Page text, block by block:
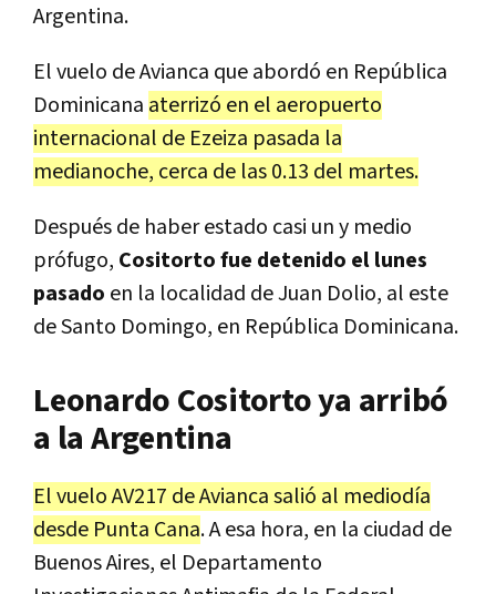
Argentina.
El vuelo de Avianca que abordó en República
Dominicana aterrizó en el aeropuerto
internacional de Ezeiza pasada la
medianoche, cerca de las 0.13 del martes.
Después de haber estado casi un y medio
prófugo, Cositorto fue detenido el lunes
pasado en la localidad de Juan Dolio, al este
de Santo Domingo, en República Dominicana.
Leonardo Cositorto ya arribó
a la Argentina
El vuelo AV217 de Avianca salió al mediodía
desde Punta Cana. A esa hora, en la ciudad de
Buenos Aires, el Departamento